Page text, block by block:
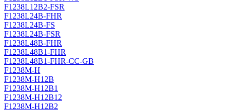
F1238L12B2-FSR
F1238L24B-FHR
F1238L24B-FS
F1238L24B-FSR
F1238L48B-FHR
F1238L48B1-FHR
F1238L48B1-FHR-CC-GB
F1238M-H
F1238M-H12B
F1238M-H12B1
F1238M-H12B12
F1238M-H12B2